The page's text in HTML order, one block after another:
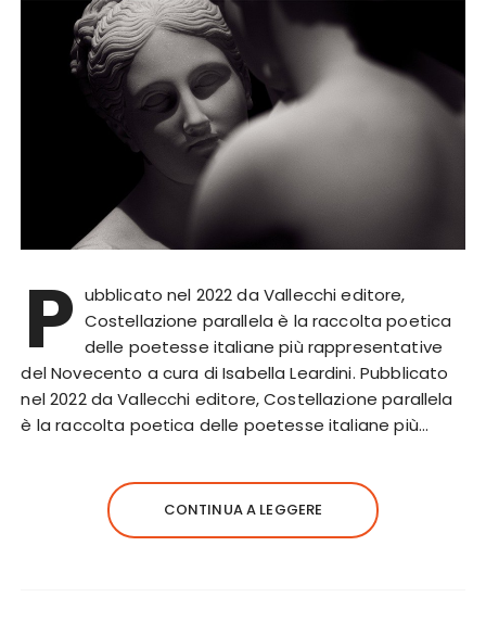
P ubblicato nel 2022 da Vallecchi editore,
Costellazione parallela è la raccolta poetica
delle poetesse italiane più rappresentative
del Novecento a cura di Isabella Leardini. Pubblicato
nel 2022 da Vallecchi editore, Costellazione parallela
è la raccolta poetica delle poetesse italiane più…
CONTINUA A LEGGERE